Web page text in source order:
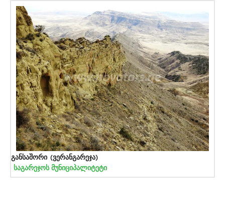
განსაშორი (ვერანგარეჯა)
საგარეჯოს მუნიციპალიტეტი